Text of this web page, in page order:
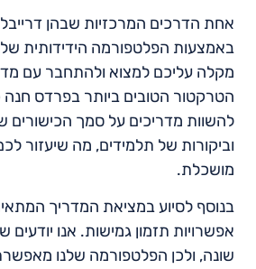
אחת הדרכים המרכזיות שבהן
באמצעות הפלטפורמה הידידותית
מקלה עליכם למצוא ולהתחבר עם
הטרקטור הטובים ביותר בפרדס חנה
להשוות מדריכים על סמך הכישורים
וביקורות של תלמידים, מה שיעזור
מושכלת.
בנוסף לסיוע במציאת המדריך
אפשרויות תזמון גמישות. אנו
שונה, ולכן הפלטפורמה שלנו